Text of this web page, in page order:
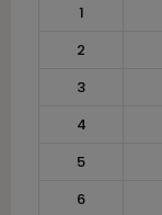
1
2
3
4
5
6